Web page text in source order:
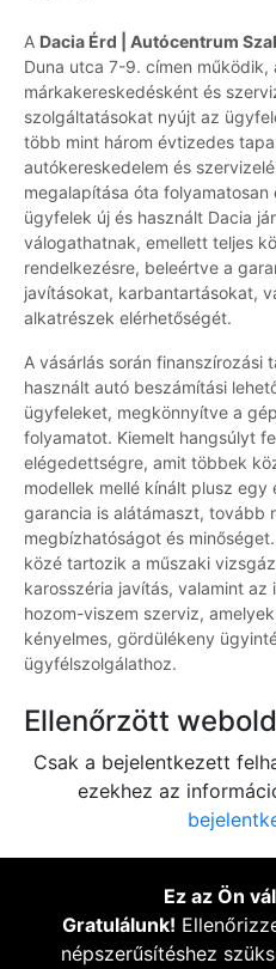
A Dacia Érd | Autócentrum
Duna utca 7-9. címen működik,
márkakereskedésként és
szolgáltatásokat nyújt az
több mint három évtizedes
autókereskedelem és
megalapítása óta
ügyfelek új és használt Dacia
válogathatnak, emellett teljes
rendelkezésre, beleértve a
javításokat, karbantartásokat,
alkatrészek elérhetőségét.
A vásárlás során finanszírozási
használt autó beszámítási
ügyfeleket, megkönnyítve a
folyamatot. Kiemelt hangsúlyt
elégedettségre, amit többek
modellek mellé kínált plusz egy
garancia is alátámaszt, tovább
megbízhatóságot és
közé tartozik a műszaki
karosszéria javítás, valamint az
hozom-viszem szerviz,
kényelmes, gördülékeny
ügyfélszolgálathoz.
Ellenőrzött
Csak a bejelentkezett
ezekhez az
Ez az Ön
Gratulálunk!
népszerűsítéshez